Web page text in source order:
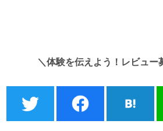
＼体験を伝えよう！レビュー